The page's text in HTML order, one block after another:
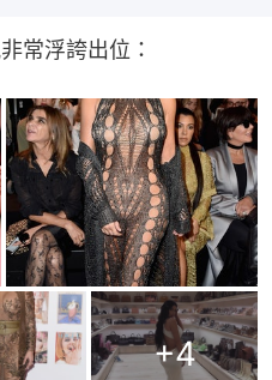
常浮誇出位：
+4